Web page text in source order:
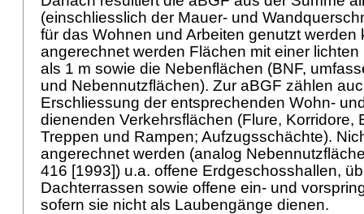
(einschliesslich der Mauer- und
für das Wohnen und Arbeiten genutzt werden
angerechnet werden Flächen mit einer
als 1 m sowie die Nebenflächen (BNF,
und Nebennutzflächen). Zur aBGF zählen
Erschliessung der entsprechenden Wohn-
dienenden Verkehrsflächen (Flure, Korridore,
Treppen und Rampen; Aufzugsschächte).
angerechnet werden (analog
416 [1993]) u.a. offene Erdgeschosshallen,
Dachterrassen sowie offene ein- und
sofern sie nicht als Laubengänge dienen.